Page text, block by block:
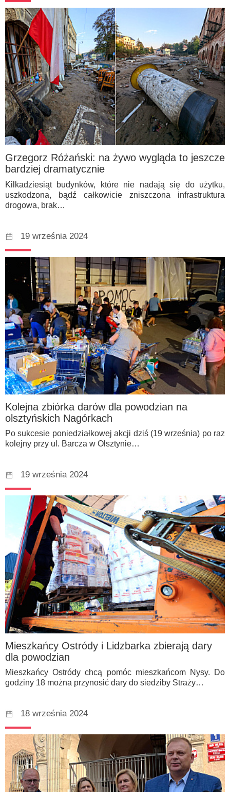
Grzegorz Różański: na żywo wygląda to jeszcze
bardziej dramatycznie
Kilkadziesiąt budynków, które nie nadają się do użytku,
uszkodzona, bądź całkowicie zniszczona infrastruktura
drogowa, brak…
19 września 2024
Kolejna zbiórka darów dla powodzian na
olsztyńskich Nagórkach
Po sukcesie poniedziałkowej akcji dziś (19 września) po raz
kolejny przy ul. Barcza w Olsztynie…
19 września 2024
Mieszkańcy Ostródy i Lidzbarka zbierają dary
dla powodzian
Mieszkańcy Ostródy chcą pomóc mieszkańcom Nysy. Do
godziny 18 można przynosić dary do siedziby Straży…
18 września 2024